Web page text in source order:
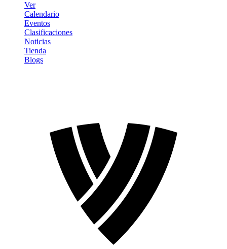
Ver
Calendario
Eventos
Clasificaciones
Noticias
Tienda
Blogs